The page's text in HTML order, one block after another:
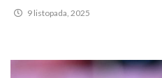
9 listopada, 2025